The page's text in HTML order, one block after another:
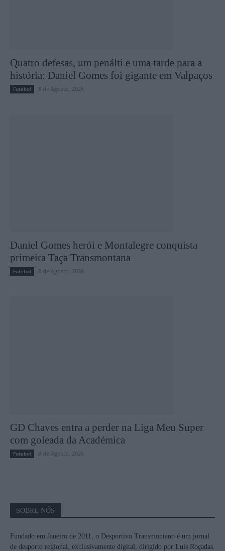
Quatro defesas, um penálti e uma tarde para a
história: Daniel Gomes foi gigante em Valpaços
Futebol 8 de Agosto, 2026
Daniel Gomes herói e Montalegre conquista
primeira Taça Transmontana
Futebol 8 de Agosto, 2026
GD Chaves entra a perder na Liga Meu Super
com goleada da Académica
Futebol 8 de Agosto, 2026
SOBRE NÓS
Fundado em Janeiro de 2011, o Desportivo Transmontano é um jornal
de desporto regional, exclusivamente digital, dirigido por Luís Roçadas.